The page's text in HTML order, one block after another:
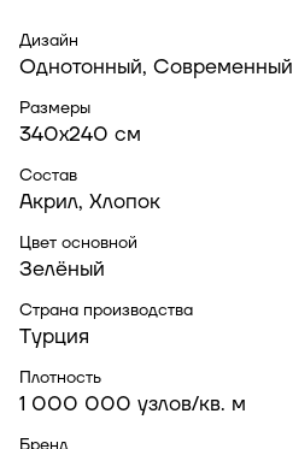
Дизайн
Однотонный, Современный
Размеры
340x240 см
Состав
Акрил, Хлопок
Цвет основной
Зелёный
Страна производства
Турция
Плотность
1 000 000 узлов/кв. м